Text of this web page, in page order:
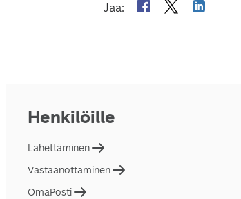
Jaa:
Henkilöille
Lähettäminen
Vastaanottaminen
OmaPosti